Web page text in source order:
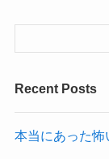
Recent Posts
本当にあった怖